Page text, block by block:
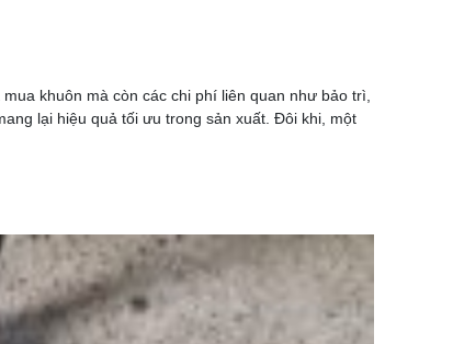
khuôn mà còn các chi phí liên quan như bảo trì,
lại hiệu quả tối ưu trong sản xuất. Đôi khi, một